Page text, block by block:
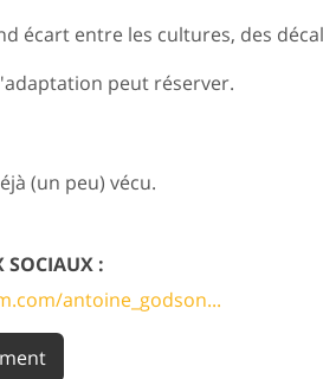
écart entre les cultures, des
peut réserver.
(un peu) vécu.
SOCIAUX :
antoine_godson...